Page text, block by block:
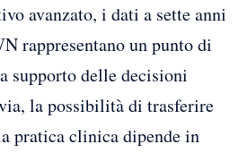
avanzato, i dati a sette anni
rappresentano un punto di
supporto delle decisioni
la possibilità di trasferire
pratica clinica dipende in